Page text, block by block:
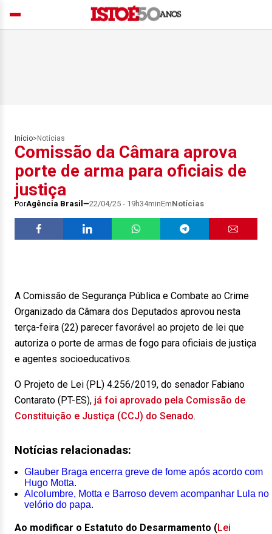
Início> Notícias
Comissão da Câmara aprova
porte de arma para oficiais de
justiça
PorAgência Brasil 22/04/25 - 19h34minEmNotícias
A Comissão de Segurança Pública e Combate ao Crime
Organizado da Câmara dos Deputados aprovou nesta
terça-feira (22) parecer favorável ao projeto de lei que
autoriza o porte de armas de fogo para oficiais de justiça
e agentes socioeducativos.
O Projeto de Lei (PL) 4.256/2019, do senador Fabiano
Contarato (PT-ES), já foi aprovado pela Comissão de
Constituição e Justiça (CCJ) do Senado.
Notícias relacionadas:
Glauber Braga encerra greve de fome após acordo com
Hugo Motta.
Alcolumbre, Motta e Barroso devem acompanhar Lula no
velório do papa.
Ao modificar o Estatuto do Desarmamento (Lei